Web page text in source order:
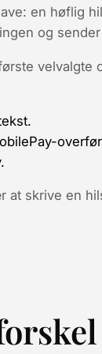
: en høflig
og
skrive en